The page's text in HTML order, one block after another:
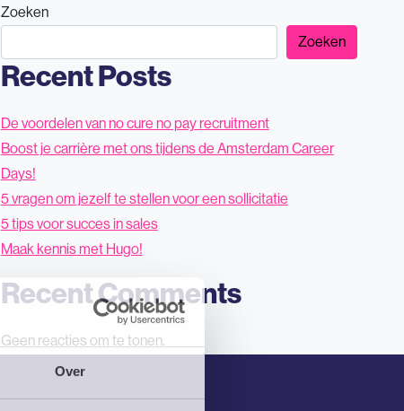
Over
Zoeken
Zoeken
Recent Posts
De voordelen van no cure no pay recruitment
Boost je carrière met ons tijdens de Amsterdam Career
Days!
5 vragen om jezelf te stellen voor een sollicitatie
5 tips voor succes in sales
Maak kennis met Hugo!
Recent Comments
Geen reacties om te tonen.